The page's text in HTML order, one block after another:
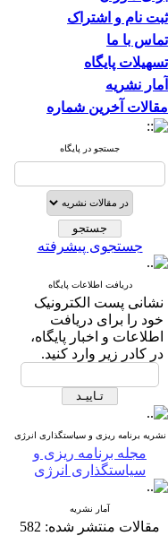
ثبت نام و اشتراک
تماس با ما
تسهیلات پایگاه
آمار نشریه
مقالات آخرین شماره
جستجو در پایگاه
جستجوی پیشرفته
دریافت اطلاعات پایگاه
نشانی پست الکترونیک
خود را برای دریافت
اطلاعات و اخبار پایگاه،
در کادر زیر وارد کنید.
نشریه برنامه ریزی و سیاستگذاری انرژی
مجله برنامه ریزی و
سیاستگذاری انرژی
آمار نشریه
مقالات منتشر شده: 582